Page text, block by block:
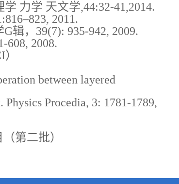
力学 天文学,44:32-41,2014.
2011.
辑，39(7): 935-942, 2009.
2008.
between layered
Procedia, 3: 1781-1789,
第二批）